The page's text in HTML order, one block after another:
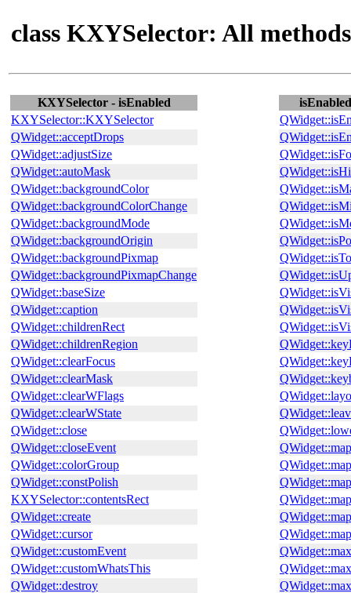
class KXYSelector: All methods
KXYSelector - isEnabled
KXYSelector::KXYSelector
QWidget::acceptDrops
QWidget::adjustSize
QWidget::autoMask
QWidget::backgroundColor
QWidget::backgroundColorChange
QWidget::backgroundMode
QWidget::backgroundOrigin
QWidget::backgroundPixmap
QWidget::backgroundPixmapChange
QWidget::baseSize
QWidget::caption
QWidget::childrenRect
QWidget::childrenRegion
QWidget::clearFocus
QWidget::clearMask
QWidget::clearWFlags
QWidget::clearWState
QWidget::close
QWidget::closeEvent
QWidget::colorGroup
QWidget::constPolish
KXYSelector::contentsRect
QWidget::create
QWidget::cursor
QWidget::customEvent
QWidget::customWhatsThis
QWidget::destroy